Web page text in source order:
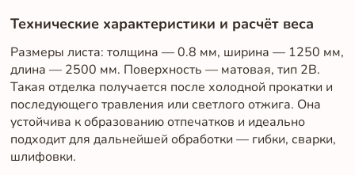
Технические характеристики и расчёт веса
Размеры листа: толщина — 0.8 мм, ширина — 1250 мм,
длина — 2500 мм. Поверхность — матовая, тип 2B.
Такая отделка получается после холодной прокатки и
последующего травления или светлого отжига. Она
устойчива к образованию отпечатков и идеально
подходит для дальнейшей обработки — гибки, сварки,
шлифовки.